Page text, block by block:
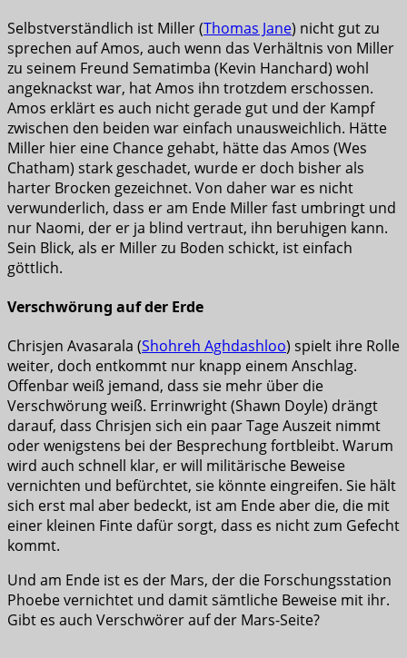
Selbstverständlich ist Miller (Thomas Jane) nicht gut zu
sprechen auf Amos, auch wenn das Verhältnis von Miller
zu seinem Freund Sematimba (Kevin Hanchard) wohl
angeknackst war, hat Amos ihn trotzdem erschossen.
Amos erklärt es auch nicht gerade gut und der Kampf
zwischen den beiden war einfach unausweichlich. Hätte
Miller hier eine Chance gehabt, hätte das Amos (Wes
Chatham) stark geschadet, wurde er doch bisher als
harter Brocken gezeichnet. Von daher war es nicht
verwunderlich, dass er am Ende Miller fast umbringt und
nur Naomi, der er ja blind vertraut, ihn beruhigen kann.
Sein Blick, als er Miller zu Boden schickt, ist einfach
göttlich.
Verschwörung auf der Erde
Chrisjen Avasarala (Shohreh Aghdashloo) spielt ihre Rolle
weiter, doch entkommt nur knapp einem Anschlag.
Offenbar weiß jemand, dass sie mehr über die
Verschwörung weiß. Errinwright (Shawn Doyle) drängt
darauf, dass Chrisjen sich ein paar Tage Auszeit nimmt
oder wenigstens bei der Besprechung fortbleibt. Warum
wird auch schnell klar, er will militärische Beweise
vernichten und befürchtet, sie könnte eingreifen. Sie hält
sich erst mal aber bedeckt, ist am Ende aber die, die mit
einer kleinen Finte dafür sorgt, dass es nicht zum Gefecht
kommt.
Und am Ende ist es der Mars, der die Forschungsstation
Phoebe vernichtet und damit sämtliche Beweise mit ihr.
Gibt es auch Verschwörer auf der Mars-Seite?